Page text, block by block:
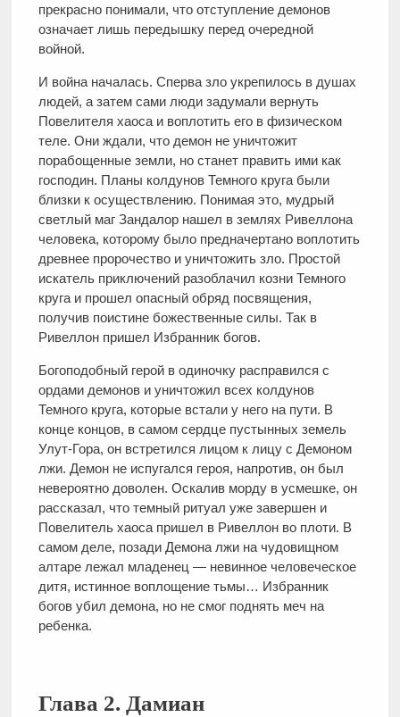
прекрасно понимали, что отступление демонов
означает лишь передышку перед очередной
войной.
И война началась. Сперва зло укрепилось в душах
людей, а затем сами люди задумали вернуть
Повелителя хаоса и воплотить его в физическом
теле. Они ждали, что демон не уничтожит
порабощенные земли, но станет править ими как
господин. Планы колдунов Темного круга были
близки к осуществлению. Понимая это, мудрый
светлый маг Зандалор нашел в землях Ривеллона
человека, которому было предначертано воплотить
древнее пророчество и уничтожить зло. Простой
искатель приключений разоблачил козни Темного
круга и прошел опасный обряд посвящения,
получив поистине божественные силы. Так в
Ривеллон пришел Избранник богов.
Богоподобный герой в одиночку расправился с
ордами демонов и уничтожил всех колдунов
Темного круга, которые встали у него на пути. В
конце концов, в самом сердце пустынных земель
Улут-Гора, он встретился лицом к лицу с Демоном
лжи. Демон не испугался героя, напротив, он был
невероятно доволен. Оскалив морду в усмешке, он
рассказал, что темный ритуал уже завершен и
Повелитель хаоса пришел в Ривеллон во плоти. В
самом деле, позади Демона лжи на чудовищном
алтаре лежал младенец — невинное человеческое
дитя, истинное воплощение тьмы… Избранник
богов убил демона, но не смог поднять меч на
ребенка.
Глава 2. Дамиан